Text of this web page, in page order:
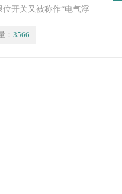
开关又被称作“电气浮
开关”。由于音叉物位
： 3566